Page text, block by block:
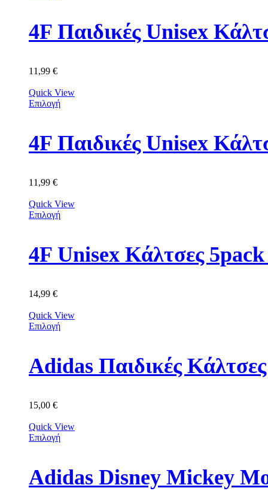
11,99 €
Quick View
Επιλογή
4F Παιδικές Unisex
11,99 €
Quick View
Επιλογή
4F Unisex Κάλτσες
14,99 €
Quick View
Επιλογή
Adidas Παιδικές
15,00 €
Quick View
Επιλογή
Adidas Disney Mickey